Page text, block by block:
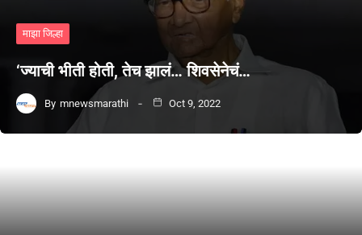
माझा जिल्हा
‘ज्याची भीती होती, तेच झालं… शिवसेनेचं…
By mnewsmarathi Oct 9, 2022